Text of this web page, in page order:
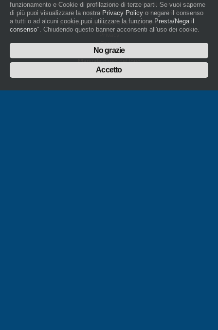
artigiani.it è registrato nel Registro della Stampa Periodica con il nr. 562
con Decreto del Presidente del Tribunale di Novara del 07/03/13
Direttore Responsabile: Amleto Impaloni
Privacy
Cookie
Whistleblowing
Manuale d'uso del logo
Policy sulla Parità di genere
funzionamento e Cookie di profilazione di terze parti. Se vuoi saperne
di più puoi visualizzare la nostra Privacy Policy o negare il consenso
a tutti o ad alcuni cookie puoi utilizzare la funzione Presta/Nega il
consenso". Chiudendo questo banner acconsenti all'uso dei cookie.
No grazie
Accetto